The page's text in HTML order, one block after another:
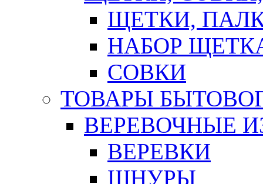
ЩЕТКИ,
НАБОР
СОВКИ
ТОВАРЫ
ВЕРЕВОЧНЫЕ
ВЕРЕВКИ
ШНУРЫ